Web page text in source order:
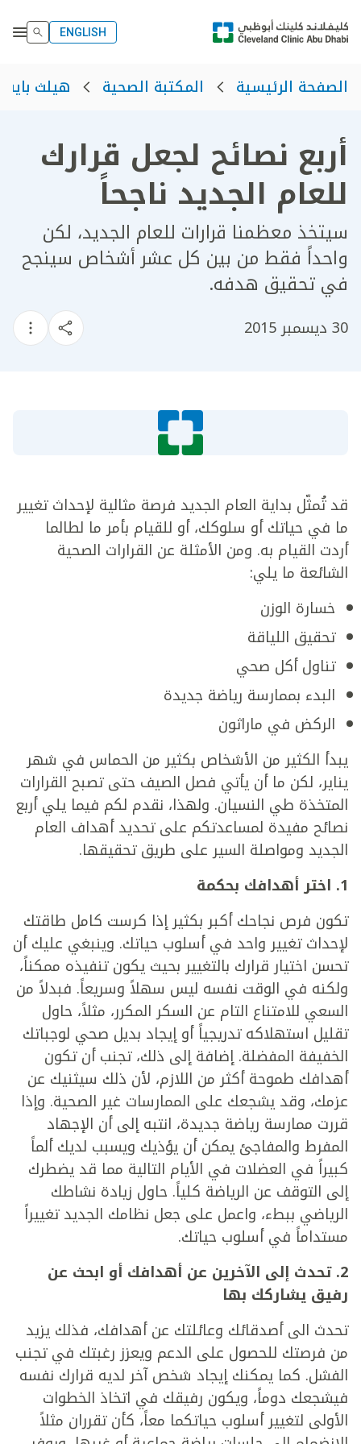
ENGLISH
الصفحة الرئيسية المكتبة الصحية هيلث بايت
أربع نصائح لجعل قرارك
للعام الجديد ناجحاً
سيتخذ معظمنا قرارات للعام الجديد، لكن
واحداً فقط من بين كل عشر أشخاص سينجح
في تحقيق هدفه.
30 ديسمبر 2015
قد تُمثّل بداية العام الجديد فرصة مثالية لإحداث تغيير
ما في حياتك أو سلوكك، أو للقيام بأمر ما لطالما
أردت القيام به. ومن الأمثلة عن القرارات الصحية
الشائعة ما يلي:
خسارة الوزن
تحقيق اللياقة
تناول أكل صحي
البدء بممارسة رياضة جديدة
الركض في ماراثون
يبدأ الكثير من الأشخاص بكثير من الحماس في شهر
يناير، لكن ما أن يأتي فصل الصيف حتى تصبح القرارات
المتخذة طي النسيان. ولهذا، نقدم لكم فيما يلي أربع
نصائح مفيدة لمساعدتكم على تحديد أهداف العام
الجديد ومواصلة السير على طريق تحقيقها.
1. اختر أهدافك بحكمة
تكون فرص نجاحك أكبر بكثير إذا كرست كامل طاقتك
لإحداث تغيير واحد في أسلوب حياتك. وينبغي عليك أن
تحسن اختيار قرارك بالتغيير بحيث يكون تنفيذه ممكناً،
ولكنه في الوقت نفسه ليس سهلاً وسريعاً. فبدلاً من
السعي للامتناع التام عن السكر المكرر، مثلاً، حاول
تقليل استهلاكه تدريجياً أو إيجاد بديل صحي لوجباتك
الخفيفة المفضلة. إضافة إلى ذلك، تجنب أن تكون
أهدافك طموحة أكثر من اللازم، لأن ذلك سيثنيك عن
عزمك، وقد يشجعك على الممارسات غير الصحية. وإذا
قررت ممارسة رياضة جديدة، انتبه إلى أن الإجهاد
المفرط والمفاجئ يمكن أن يؤذيك ويسبب لديك ألماً
كبيراً في العضلات في الأيام التالية مما قد يضطرك
إلى التوقف عن الرياضة كلياً. حاول زيادة نشاطك
الرياضي ببطء، واعمل على جعل نظامك الجديد تغييراً
مستداماً في أسلوب حياتك.
2. تحدث إلى الآخرين عن أهدافك أو ابحث عن
رفيق يشاركك بها
تحدث الى أصدقائك وعائلتك عن أهدافك، فذلك يزيد
من فرصتك للحصول على الدعم ويعزز رغبتك في تجنب
الفشل. كما يمكنك إيجاد شخص آخر لديه قرارك نفسه
فيشجعك دوماً، ويكون رفيقك في اتخاذ الخطوات
الأولى لتغيير أسلوب حياتكما معاً، كأن تقرران مثلاً